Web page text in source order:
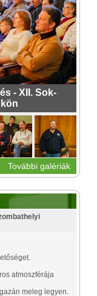
- XII. Sok-
További galériák
atmoszférája
meleg legyen.